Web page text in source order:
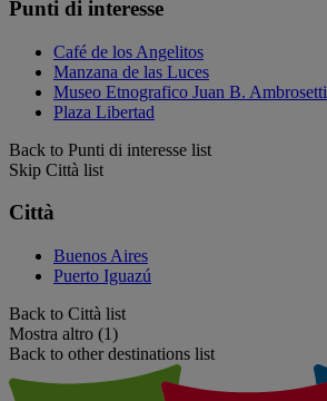
Punti di interesse
Café de los Angelitos
Manzana de las Luces
Museo Etnografico Juan B. Ambrosetti
Plaza Libertad
Back to Punti di interesse list
Skip Città list
Città
Buenos Aires
Puerto Iguazú
Back to Città list
Mostra altro (1)
Back to other destinations list